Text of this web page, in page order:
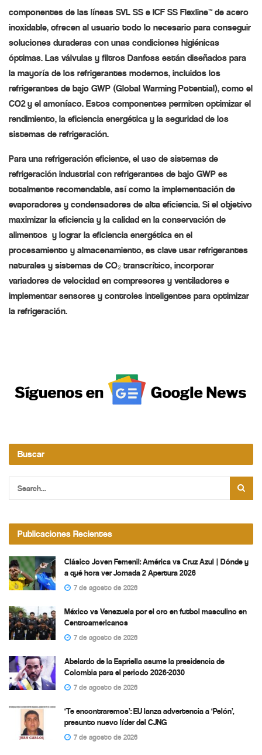
componentes de las líneas SVL SS e ICF SS Flexline™ de acero
inoxidable, ofrecen al usuario todo lo necesario para conseguir
soluciones duraderas con unas condiciones higiénicas
óptimas. Las válvulas y filtros Danfoss están diseñados para
la mayoría de los refrigerantes modernos, incluidos los
refrigerantes de bajo GWP (Global Warming Potential), como el
CO2 y el amoníaco. Estos componentes permiten optimizar el
rendimiento, la eficiencia energética y la seguridad de los
sistemas de refrigeración.
Para una refrigeración eficiente, el uso de sistemas de
refrigeración industrial con refrigerantes de bajo GWP es
totalmente recomendable, así como la implementación de
evaporadores y condensadores de alta eficiencia. Si el objetivo
maximizar la eficiencia y la calidad en la conservación de
alimentos y lograr la eficiencia energética en el
procesamiento y almacenamiento, es clave usar refrigerantes
naturales y sistemas de CO₂ transcrítico, incorporar
variadores de velocidad en compresores y ventiladores e
implementar sensores y controles inteligentes para optimizar
la refrigeración.
Buscar
Publicaciones Recientes
Clásico Joven Femenil: América vs Cruz Azul | Dónde y
a qué hora ver Jornada 2 Apertura 2026
7 de agosto de 2026
México vs Venezuela por el oro en futbol masculino en
Centroamericanos
7 de agosto de 2026
Abelardo de la Espriella asume la presidencia de
Colombia para el periodo 2026-2030
7 de agosto de 2026
‘Te encontraremos’: EU lanza advertencia a ‘Pelón’,
presunto nuevo líder del CJNG
7 de agosto de 2026